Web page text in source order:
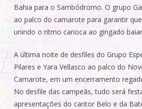
Bahia para o Sambódromo. O grupo
ao palco do camarote para garantir
unindo o ritmo carioca ao gingado
A última noite de desfiles do Grupo
Pilares e Yara Vellasco ao palco do
Camarote, em um encerramento
No desfile das campeãs, tudo será
apresentações do cantor Belo e da